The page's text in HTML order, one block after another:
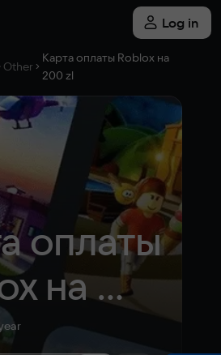
Log in
Other
Карта оплаты Roblox на
200 zl
оплаты
на